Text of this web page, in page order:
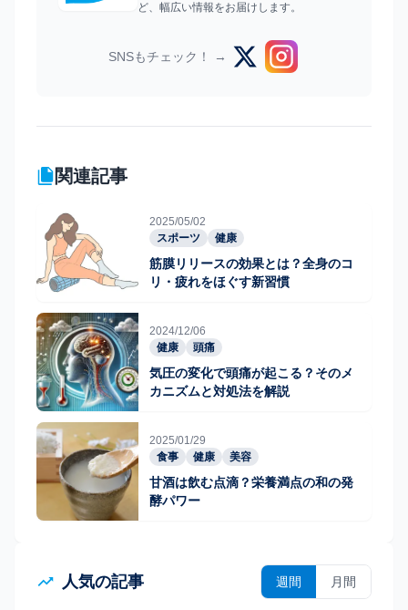
ど、幅広い情報をお届けします。
SNSもチェック！ →
関連記事
2025/05/02
スポーツ
健康
筋膜リリースの効果とは？全身のコ
リ・疲れをほぐす新習慣
2024/12/06
健康
頭痛
気圧の変化で頭痛が起こる？そのメ
カニズムと対処法を解説
2025/01/29
食事
健康 美容
甘酒は飲む点滴？栄養満点の和の発
酵パワー
人気の記事 週間 月間